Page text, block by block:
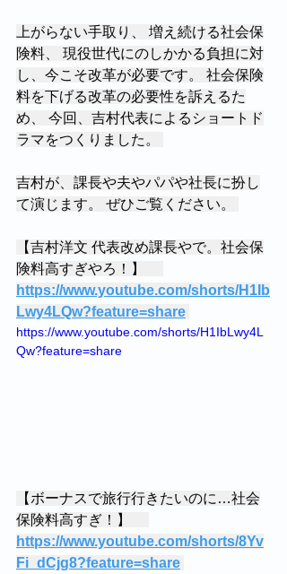
上がらない手取り、 増え続ける社会保
険料、 現役世代にのしかかる負担に対
し、今こそ改革が必要です。 社会保険
料を下げる改革の必要性を訴えるた
め、 今回、吉村代表によるショートド
ラマをつくりました。
吉村が、課長や夫やパパや社長に扮し
て演じます。 ぜひご覧ください。
【吉村洋文 代表改め課長やで。社会保
険料高すぎやろ！】
https://www.youtube.com/shorts/H1Ib
Lwy4LQw?feature=share
https://www.youtube.com/shorts/H1IbLwy4L
Qw?feature=share
【ボーナスで旅行行きたいのに…社会
保険料高すぎ！】
https://www.youtube.com/shorts/8Yv
Fi_dCjg8?feature=share